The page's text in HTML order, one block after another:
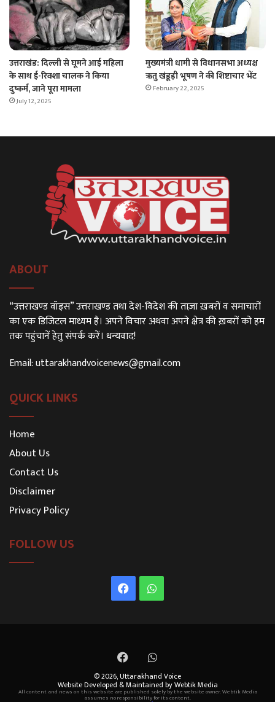
उत्तराखंड: दिल्ली से घूमने आई महिला
के साथ ई-रिक्शा चालक ने किया
दुष्कर्म, जाने पूरा मामला
July 12, 2025
मुख्यमंत्री धामी से विधानसभा अध्यक्ष
ऋतु खंडूड़ी भूषण ने की शिष्टाचार भेंट
February 22, 2025
ABOUT
“उत्तराखण्ड वॉइस” उत्तराखण्ड तथा देश-विदेश की ताज़ा ख़बरों व समाचारों
का एक डिजिटल माध्यम है। अपने विचार अथवा अपने क्षेत्र की ख़बरों को हम
तक पहुंचानें हेतु संपर्क करें। धन्यवाद!
Email:uttarakhandvoicenews@gmail.com
QUICK LINKS
Home
About Us
Contact Us
Disclaimer
Privacy Policy
FOLLOW US
FacebookWhatsApp
FacebookWhatsApp
© 2026,Uttarakhand Voice
Website Developed & Maintained by Webtik Media
All content and news on this website are published solely by the website owner. Webtik Media
assumes no responsibility for its content.